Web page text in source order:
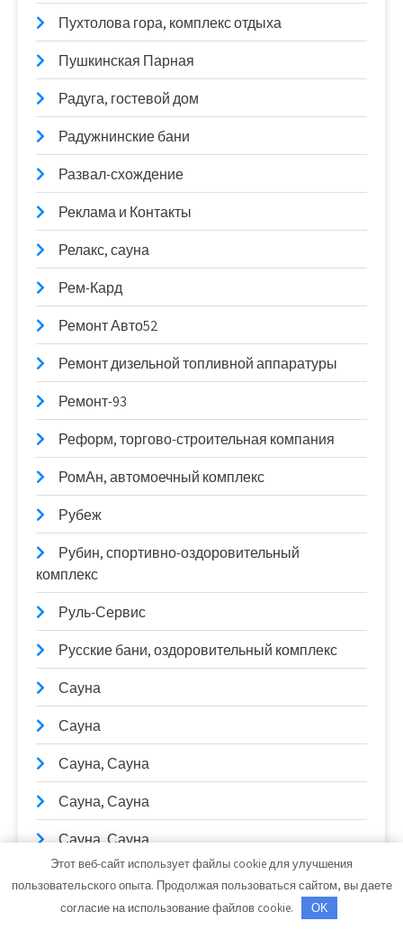
Пухтолова гора, комплекс отдыха
Пушкинская Парная
Радуга, гостевой дом
Радужнинские бани
Развал-схождение
Реклама и Контакты
Релакс, сауна
Рем-Кард
Ремонт Авто52
Ремонт дизельной топливной аппаратуры
Ремонт-93
Реформ, торгово-строительная компания
РомАн, автомоечный комплекс
Рубеж
Рубин, спортивно-оздоровительный
комплекс
Руль-Сервис
Русские бани, оздоровительный комплекс
Сауна
Сауна
Сауна, Сауна
Сауна, Сауна
Сауна, Сауна
Сауны Питера, оздоровительный комплекс
Сейм, баня
Этот веб-сайт использует файлы cookie для улучшения
пользовательского опыта. Продолжая пользоваться сайтом, вы даете
согласие на использование файлов cookie.
OK